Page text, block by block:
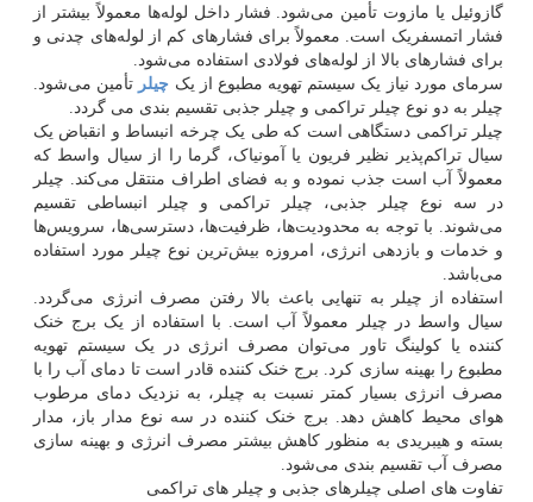
گازوئیل یا مازوت تأمین می‌شود. فشار داخل لوله‌ها معمولاً بیشتر از
فشار اتمسفریک است. معمولاً برای فشارهای کم از لوله‌های چدنی و
برای فشارهای بالا از لوله‌های فولادی استفاده می‌شود.
سرمای مورد نیاز یک سیستم تهویه مطبوع از یک چیلر تأمین می‌شود.
چیلر به دو نوع چیلر تراکمی و چیلر جذبی تقسیم بندی می گردد.
چیلر تراکمی دستگاهی است که طی یک چرخه انبساط و انقباض یک
سیال تراکم‌پذیر نظیر فریون یا آمونیاک، گرما را از سیال واسط که
معمولاً آب است جذب نموده و به فضای اطراف منتقل می‌کند. چیلر
در سه نوع چیلر جذبی، چیلر تراکمی و چیلر انبساطی تقسیم
می‌شوند. با توجه به محدودیت‌ها، ظرفیت‌ها، دسترسی‌ها، سرویس‌ها
و خدمات و بازدهی انرژی، امروزه بیش‌ترین نوع چیلر مورد استفاده
می‌باشد.
استفاده از چیلر به تنهایی باعث بالا رفتن مصرف انرژی می‌گردد.
سیال واسط در چیلر معمولاً آب است. با استفاده از یک برج خنک
کننده یا کولینگ تاور می‌توان مصرف انرژی در یک سیستم تهویه
مطبوع را بهینه سازی کرد. برج خنک کننده قادر است تا دمای آب را با
مصرف انرژی بسیار کمتر نسبت به چیلر، به نزدیک دمای مرطوب
هوای محیط کاهش دهد. برج خنک کننده در سه نوع مدار باز، مدار
بسته و هیبریدی به منظور کاهش بیشتر مصرف انرژی و بهینه سازی
مصرف آب تقسیم بندی می‌شود.
تفاوت های اصلی چیلرهای جذبی و چیلر های تراکمی